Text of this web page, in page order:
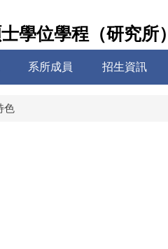
學位學程（研究所）
系所成員 招生資訊
色